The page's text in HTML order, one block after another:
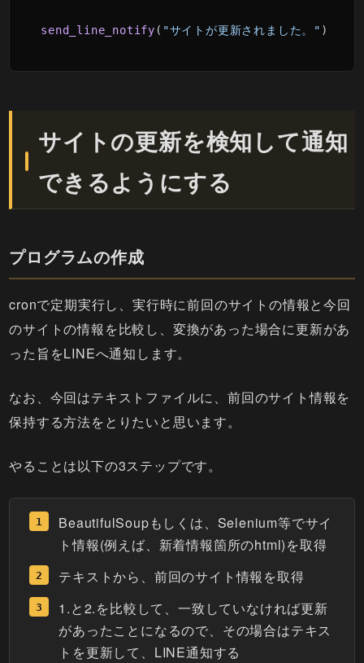
send_line_notify ( "サイトが更新されました。" )
サイトの更新を検知して通知
できるようにする
プログラムの作成
cronで定期実行し、実行時に前回のサイトの情報と今回
のサイトの情報を比較し、変換があった場合に更新があ
った旨をLINEへ通知します。
なお、今回はテキストファイルに、前回のサイト情報を
保持する方法をとりたいと思います。
やることは以下の3ステップです。
BeautifulSoupもしくは、Selenium等でサイ
ト情報(例えば、新着情報箇所のhtml)を取得
テキストから、前回のサイト情報を取得
1.と2.を比較して、一致していなければ更新
があったことになるので、その場合はテキス
トを更新して、LINE通知する